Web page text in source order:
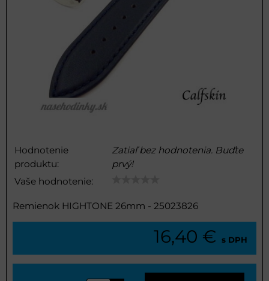
Hodnotenie
produktu:
Zatiaľ bez hodnotenia. Buďte
prvý!
Vaše hodnotenie:
Remienok HIGHTONE 26mm - 25023826
16,40 € s DPH